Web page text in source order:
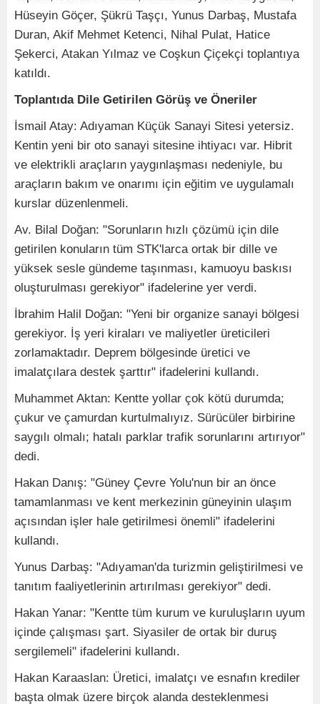
Hüseyin Göçer, Şükrü Taşçı, Yunus Darbaş, Mustafa
Duran, Akif Mehmet Ketenci, Nihal Pulat, Hatice
Şekerci, Atakan Yılmaz ve Coşkun Çiçekçi toplantıya
katıldı.
Toplantıda Dile Getirilen Görüş ve Öneriler
İsmail Atay: Adıyaman Küçük Sanayi Sitesi yetersiz.
Kentin yeni bir oto sanayi sitesine ihtiyacı var. Hibrit
ve elektrikli araçların yaygınlaşması nedeniyle, bu
araçların bakım ve onarımı için eğitim ve uygulamalı
kurslar düzenlenmeli.
Av. Bilal Doğan: "Sorunların hızlı çözümü için dile
getirilen konuların tüm STK'larca ortak bir dille ve
yüksek sesle gündeme taşınması, kamuoyu baskısı
oluşturulması gerekiyor" ifadelerine yer verdi.
İbrahim Halil Doğan: "Yeni bir organize sanayi bölgesi
gerekiyor. İş yeri kiraları ve maliyetler üreticileri
zorlamaktadır. Deprem bölgesinde üretici ve
imalatçılara destek şarttır" ifadelerini kullandı.
Muhammet Aktan: Kentte yollar çok kötü durumda;
çukur ve çamurdan kurtulmalıyız. Sürücüler birbirine
saygılı olmalı; hatalı parklar trafik sorunlarını artırıyor"
dedi.
Hakan Danış: "Güney Çevre Yolu'nun bir an önce
tamamlanması ve kent merkezinin güneyinin ulaşım
açısından işler hale getirilmesi önemli" ifadelerini
kullandı.
Yunus Darbaş: "Adıyaman'da turizmin geliştirilmesi ve
tanıtım faaliyetlerinin artırılması gerekiyor" dedi.
Hakan Yanar: "Kentte tüm kurum ve kuruluşların uyum
içinde çalışması şart. Siyasiler de ortak bir duruş
sergilemeli" ifadelerini kullandı.
Hakan Karaaslan: Üretici, imalatçı ve esnafın krediler
başta olmak üzere birçok alanda desteklenmesi